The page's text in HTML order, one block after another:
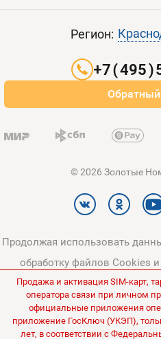
Оплата и доставка
Регион:
© 2026 Золотые
Продолжая использовать
обработку файлов Cookies
данных, в соответствии с
Политикой в отношении
Все цены на сайте
Продажа и активация SIM-карт,
оператора связи при личном
официальные приложения
приложение ГосКлюч (УКЭП),
лет, в соответствии с